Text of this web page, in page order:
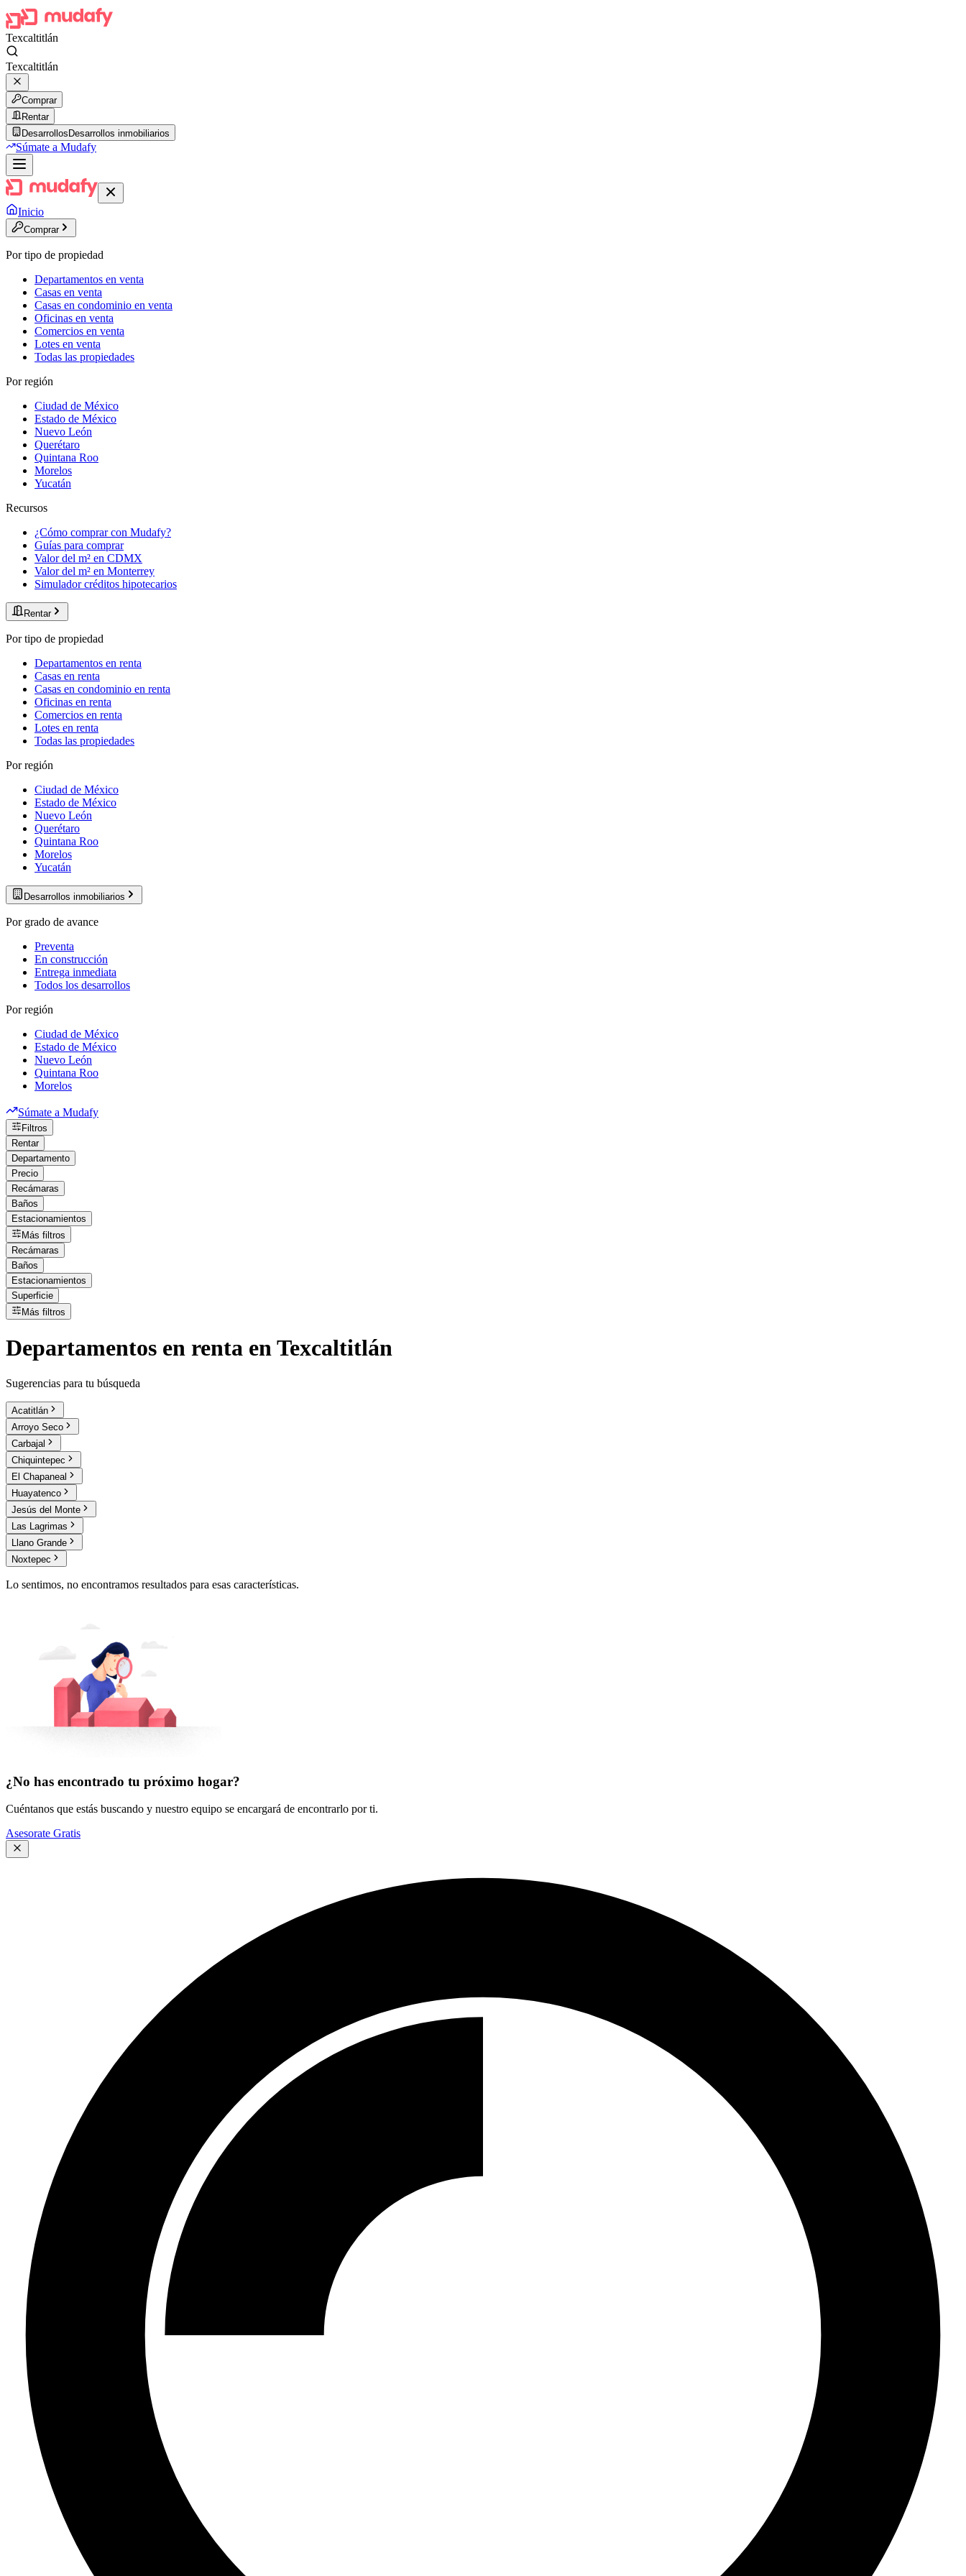
Texcaltitlán
Texcaltitlán
Comprar
Rentar
Desarrollos Desarrollos inmobiliarios
Súmate a Mudafy
Inicio
Comprar
Por tipo de propiedad
Departamentos en venta
Casas en venta
Casas en condominio en venta
Oficinas en venta
Comercios en venta
Lotes en venta
Todas las propiedades
Por región
Ciudad de México
Estado de México
Nuevo León
Querétaro
Quintana Roo
Morelos
Yucatán
Recursos
¿Cómo comprar con Mudafy?
Guías para comprar
Valor del m² en CDMX
Valor del m² en Monterrey
Simulador créditos hipotecarios
Rentar
Por tipo de propiedad
Departamentos en renta
Casas en renta
Casas en condominio en renta
Oficinas en renta
Comercios en renta
Lotes en renta
Todas las propiedades
Por región
Ciudad de México
Estado de México
Nuevo León
Querétaro
Quintana Roo
Morelos
Yucatán
Desarrollos inmobiliarios
Por grado de avance
Preventa
En construcción
Entrega inmediata
Todos los desarrollos
Por región
Ciudad de México
Estado de México
Nuevo León
Quintana Roo
Morelos
Súmate a Mudafy
Filtros
Rentar
Departamento
Precio
Recámaras
Baños
Estacionamientos
Más filtros
Recámaras
Baños
Estacionamientos
Superficie
Más filtros
Departamentos en renta en Texcaltitlán
Sugerencias para tu búsqueda
Acatitlán
Arroyo Seco
Carbajal
Chiquintepec
El Chapaneal
Huayatenco
Jesús del Monte
Las Lagrimas
Llano Grande
Noxtepec
Lo sentimos, no encontramos resultados para esas características.
¿No has encontrado tu próximo hogar?
Cuéntanos que estás buscando y nuestro equipo se encargará de encontrarlo por ti.
Asesorate Gratis